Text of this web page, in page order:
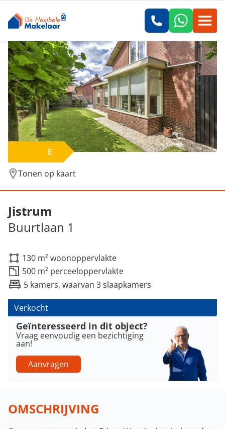
E
Tonen op kaart
Verkocht: Buurtlaan 1, Jistrum
Jistrum
Buurtlaan 1
130 m² woonoppervlakte
500 m² perceeloppervlakte
5 kamers, waarvan 3 slaapkamers
Verkocht
Geïnteresseerd in dit object?
Vraag eenvoudig een bezichtiging
aan!
Aanvragen
OMSCHRIJVING